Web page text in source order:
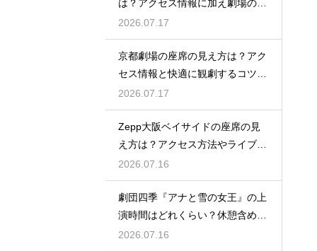
は？アクセス情報に加え劇場の魅
力を徹底解説
2026.07.17
京都劇場の座席の見え方は？アク
セス情報と快適に観劇するコツを
事前にチェック
2026.07.17
Zepp大阪ベイサイドの座席の見
え方は？アクセス方法やライブを
楽しむポイントを紹介
2026.07.16
劇団四季『アナと雪の女王』の上
演時間はどれくらい？休憩含めた
公演の長さを解説
2026.07.16